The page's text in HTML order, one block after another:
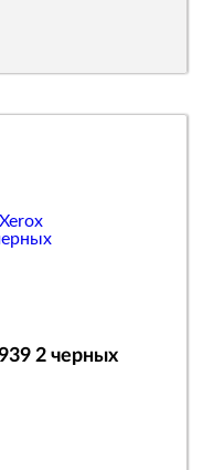
2 черных